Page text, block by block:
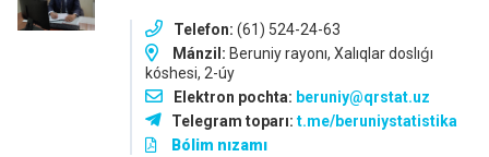
Telefon: (61) 524-24-63
Mánzil: Beruniy rayonı, Xalıqlar doslıǵı
kóshesi, 2-úy
Elektron pochta: beruniy@qrstat.uz
Telegram toparı: t.me/beruniystatistika
Bólim nızamı